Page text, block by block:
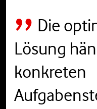
Die
Lösung
konkreten